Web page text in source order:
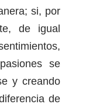
si, por
de igual
se
y creando
de